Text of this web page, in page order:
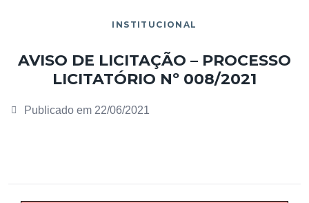
INSTITUCIONAL
AVISO DE LICITAÇÃO – PROCESSO
LICITATÓRIO Nº 008/2021
Publicado em 22/06/2021